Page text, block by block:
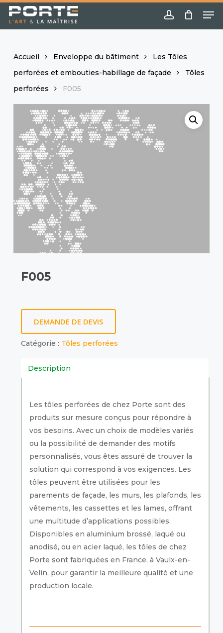
Skip
main
account
Accueil Enveloppe du bâtiment
Les Tôles
perforées et embouties-habillage de façade
Tôles
perforées
F005
F005
DEMANDE DE DEVIS
Catégorie : Tôles perforées
Description
Les tôles perforées de chez Porte sont des
produits sur mesure conçus pour répondre à
vos besoins. Avec un choix de modèles variés
ou la possibilité de demander des motifs
personnalisés, vous êtes assuré de trouver la
solution qui correspond à vos exigences. Les
tôles peuvent être utilisées pour les
parements de façade, les murs, les plafonds, les
vêtements, les cassettes et les lames, offrant
une multitude d’applications possibles.
Disponibles en aluminium brossé, laqué ou
anodisé, ou en acier laqué, les tôles de chez
Porte sont fabriquées en France, à Vaulx-en-
Velin, pour garantir la meilleure qualité et une
production locale.